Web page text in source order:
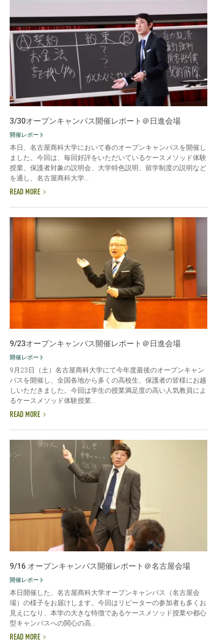
3/30オープンキャンパス開催レポート＠日進会場
開催レポート
本日、名古屋商科大学において春のオープンキャンパスを開催し
ました。今回は、毎回好評をいただいているケースメソッド体験
授業、保護者対象の説明会、大学特色説明、留学制度の説明など
を通し、名古屋商科大学...
READ MORE
9/23オープンキャンパス開催レポート＠日進会場
開催レポート
9月23日（土）名古屋商科大学にて今年度最後のオープンキャン
パスを開催し、全国各地から多くの高校生、保護者の皆様にお越
しいただきました。今回は学生の授業満足度の高い人気教員によ
るケースメソッド体験授業...
READ MORE
9/16 オープンキャンパス開催レポート＠名古屋会場
開催レポート
本日開催した、名古屋商科大学オープンキャンパス（名古屋会
場）の様子をお届けします。今回はリピーターの参加者も多くお
見えになり、本学の大きな特徴であるケースメソッド授業や都心
型キャンパスへの関心の高...
READ MORE